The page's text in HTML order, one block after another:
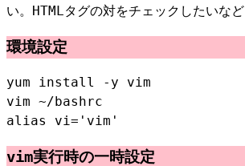
い。HTMLタグの対をチェックしたいなど
環境設定
yum install -y vim
vim ~/bashrc
alias vi='vim'
vim実行時の一時設定